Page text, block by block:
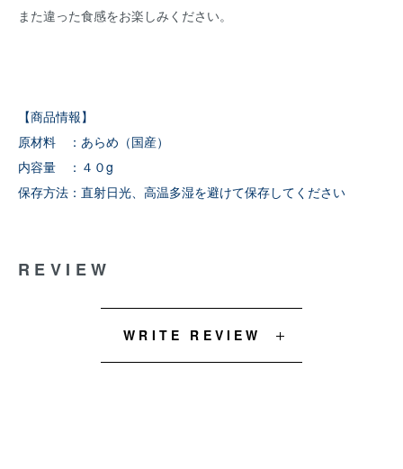
また違った食感をお楽しみください。
【商品情報】
原材料 ：あらめ（国産）
内容量 ：４０g
保存方法：直射日光、高温多湿を避けて保存してください
REVIEW
WRITE REVIEW